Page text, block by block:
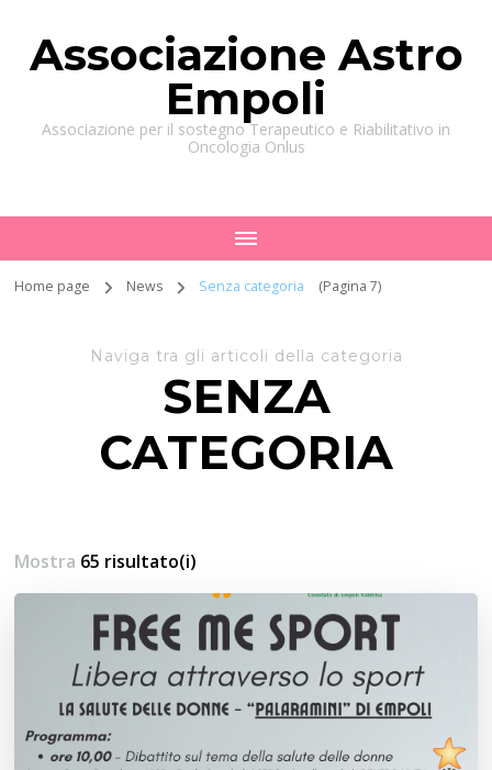
Associazione Astro
Empoli
Associazione per il sostegno Terapeutico e Riabilitativo in
Oncologia Onlus
Home page News Senza categoria (Pagina 7)
Naviga tra gli articoli della categoria
SENZA
CATEGORIA
Mostra 65 risultato(i)